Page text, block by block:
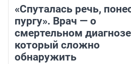
«Спуталась речь,
пургу». Врач — о
смертельном
который сложно
обнаружить